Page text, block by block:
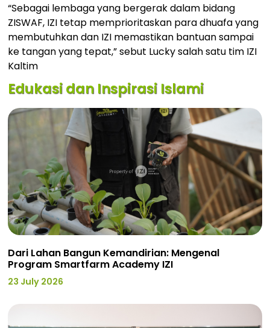
“Sebagai lembaga yang bergerak dalam bidang
ZISWAF, IZI tetap memprioritaskan para dhuafa yang
membutuhkan dan IZI memastikan bantuan sampai
ke tangan yang tepat,” sebut Lucky salah satu tim IZI
Kaltim
Edukasi dan Inspirasi Islami
Dari Lahan Bangun Kemandirian: Mengenal
Program Smartfarm Academy IZI
23 July 2026